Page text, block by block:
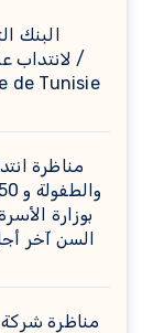
البنك
de Tunisie
بوزارة
مناظرة